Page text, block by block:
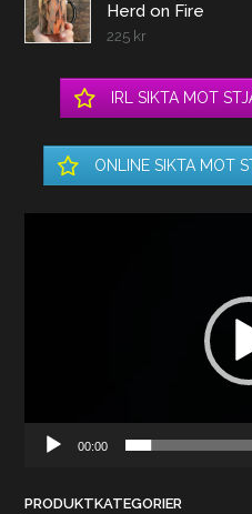
Herd on Fire
225 kr
IRL SIKTA MOT
ONLINE SIKTA MOT
00:00
PRODUKTKATEGORIER